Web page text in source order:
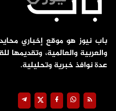
باب نيوز هو موقع إخباري
والعربية والعالمية،
عدة نوافذ خبرية وتحليلية.